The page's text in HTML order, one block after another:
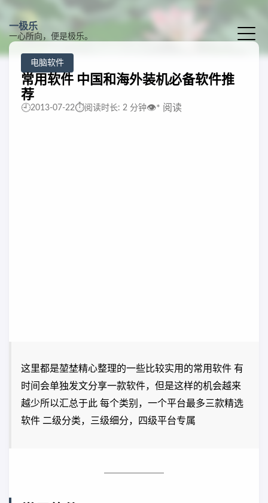
一极乐
一心所向，便是极乐。
电脑软件
常用软件 中国和海外装机必备软件推
荐
🕘2013-07-22⏱️阅读时长: 2 分钟👁️* 阅读
这里都是堃埜精心整理的一些比较实用的常用软件 有
时间会单独发文分享一款软件，但是这样的机会越来
越少所以汇总于此 每个类别，一个平台最多三款精选
软件 二级分类，三级细分，四级平台专属